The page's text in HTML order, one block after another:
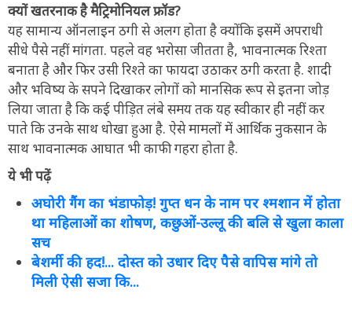
क्यों खतरनाक है मैट्रिमोनियल फ्रॉड?
यह सामान्य ऑनलाइन ठगी से अलग होता है क्योंकि इसमें अपराधी
सीधे पैसे नहीं मांगता. पहले वह भरोसा जीतता है, भावनात्मक रिश्ता
बनाता है और फिर उसी रिश्ते का फायदा उठाकर ठगी करता है. शादी
और भविष्य के सपने दिखाकर लोगों को मानसिक रूप से इतना जोड़
लिया जाता है कि कई पीड़ित लंबे समय तक यह स्वीकार ही नहीं कर
पाते कि उनके साथ धोखा हुआ है. ऐसे मामलों में आर्थिक नुकसान के
साथ भावनात्मक आघात भी काफी गहरा होता है.
ये भी पढ़ें
अघोरी गैंग का भंडाफोड़! गुप्त धन के नाम पर श्मशान में होता
था महिलाओं का शोषण, कछुओं-उल्लू की बलि से खुला काला
सच
बेशर्मी की हद!... दोस्त को उधार दिए पैसे वापिस मांगे तो
मिली ऐसी सजा कि...